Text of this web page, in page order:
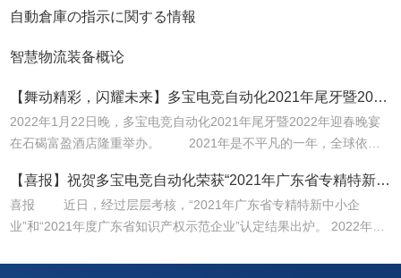
自動倉庫の指示に関する情報
智慧物流装备概论
【舞动精彩，闪耀未来】多宝电竞自动化2021年尾牙暨2022年迎春晚宴圆满落幕！
2022年1月22日晚，多宝电竞自动化2021年尾牙暨2022年迎春晚宴
在石碣富盈酒店隆重举办。 2021年是不平凡的一年，全球依然
创造价值的初心，凝心聚力，攻坚克难，再创佳绩。 &nbs...
【喜报】祝贺多宝电竞自动化荣获“2021年广东省专精特新中小企业”和“2021年度广东省知识产权示范企业”称号
喜报 近日，经过层层考核，“2021年广东省专精特新中小企
业”和“2021年度广东省知识产权示范企业”认定结果出炉。 2022年1